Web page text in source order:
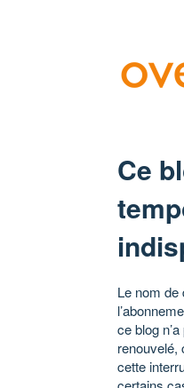
Ce
Le nom de
ce blog
renouvelé,
cette